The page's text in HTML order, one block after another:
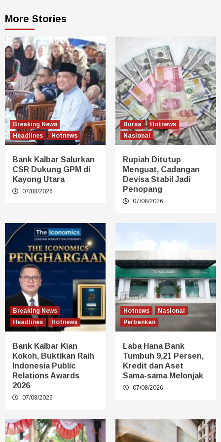
More Stories
Breaking News
Headlines
Hotnews
Bank Kalbar Salurkan
CSR Dukung GPM di
Kayong Utara
07/08/2026
Bursa
Hotnews
Nasional
Rupiah Ditutup
Menguat, Cadangan
Devisa Stabil Jadi
Penopang
07/08/2026
Breaking News
Headlines
Hotnews
Bank Kalbar Kian
Kokoh, Buktikan Raih
Indonesia Public
Relations Awards
2026
07/08/2026
Hotnews
Nasional
Perbankan
Laba Hana Bank
Tumbuh 9,21 Persen,
Kredit dan Aset
Sama-sama Melonjak
07/08/2026